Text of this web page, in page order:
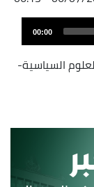
00:00
السياسية-